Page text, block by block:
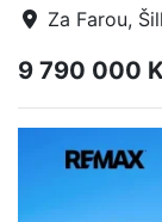
Za Farou,
9 790 000